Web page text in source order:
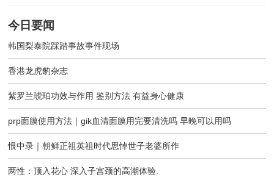
今日要闻
韩国梨泰院踩踏事故事件现场
香港龙虎豹杂志
紫罗兰琥珀功效与作用 鉴别方法 有益身心健康
prp面膜使用方法｜gik血清面膜用完要清洗吗 早晚可以用吗
恨中录｜朝鲜正祖英祖时代思悼世子老婆所作
两性：顶入花心 深入子宫颈的高潮体验.